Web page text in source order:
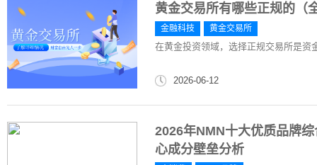
黄金交易所有哪些正规的（
金融科技 黄金交易所
在黄金投资领域，选择正规交易所是资
2026-06-12
2026年NMN十大优质品牌
心成分壁垒分析